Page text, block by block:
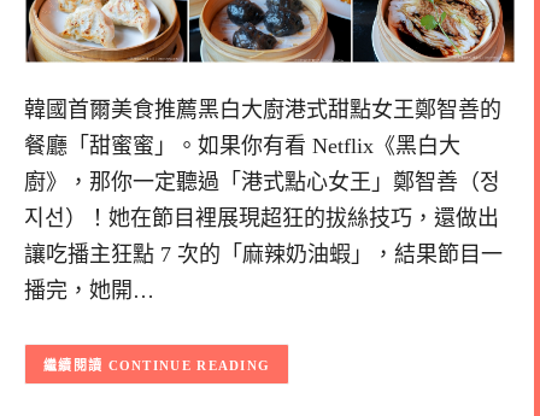
韓國首爾美食推薦黑白大廚港式甜點女王鄭智善的
餐廳「甜蜜蜜」。如果你有看 Netflix《黑白大
廚》，那你一定聽過「港式點心女王」鄭智善（정
지선）！她在節目裡展現超狂的拔絲技巧，還做出
讓吃播主狂點 7 次的「麻辣奶油蝦」，結果節目一
播完，她開…
CONTINUE READING